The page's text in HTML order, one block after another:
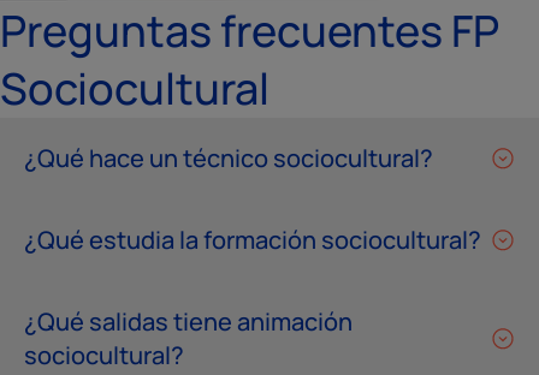
Preguntas frecuentes FP
Sociocultural
¿Qué hace un técnico sociocultural?
¿Qué estudia la formación sociocultural?
¿Qué salidas tiene animación
sociocultural?